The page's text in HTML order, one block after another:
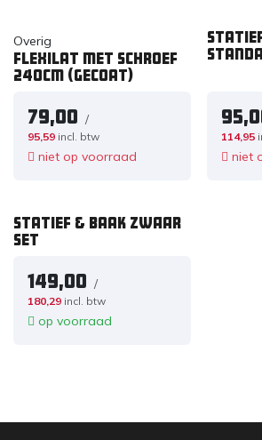
Overig
Flexilat met schroef
240cm (Gecoat)
79,00 /
95,59 incl. btw
niet op voorraad
Statief
114,95
niet
ACTIESET
Statief & baak ZWAAR
set
149,00 /
180,29 incl. btw
op voorraad